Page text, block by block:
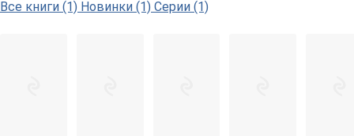
Все книги (1) Новинки (1) Серии (1)